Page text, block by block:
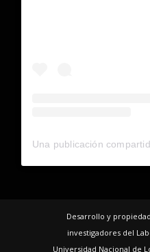
Desarrollo y
investigadores del
Universidad Nacional de